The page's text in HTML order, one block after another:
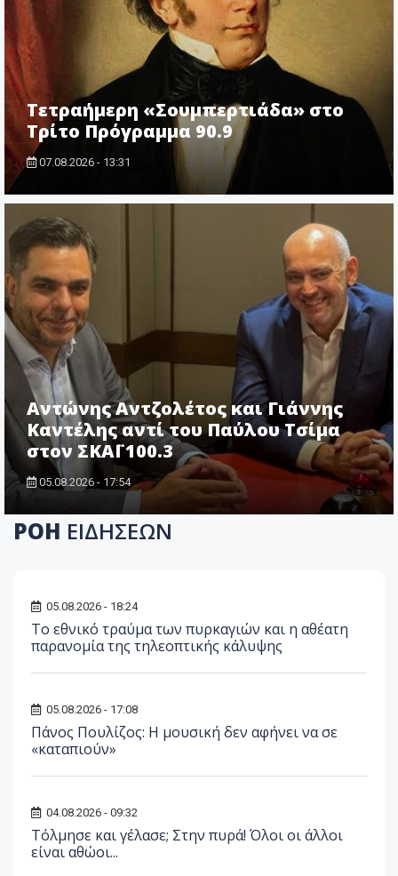
Τετραήμερη «Σουμπερτιάδα» στο
Τρίτο Πρόγραμμα 90.9
07.08.2026 - 13:31
Αντώνης Αντζολέτος και Γιάννης
Καντέλης αντί του Παύλου Τσίμα
στον ΣΚΑΪ 100.3
05.08.2026 - 17:54
ΡΟΗ ΕΙΔΗΣΕΩΝ
05.08.2026 - 18:24
Το εθνικό τραύμα των πυρκαγιών και η αθέατη
παρανομία της τηλεοπτικής κάλυψης
05.08.2026 - 17:08
Πάνος Πουλίζος: Η μουσική δεν αφήνει να σε
«καταπιούν»
04.08.2026 - 09:32
Τόλμησε και γέλασε; Στην πυρά! Όλοι οι άλλοι
είναι αθώοι...